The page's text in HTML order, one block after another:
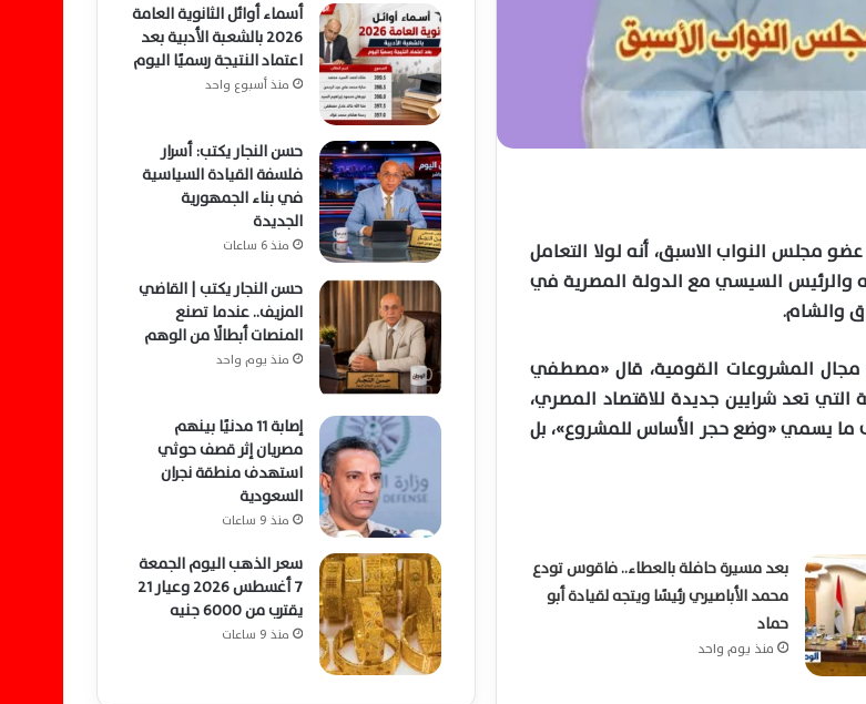
مجلس النواب الاسبق، أنه لولا التعامل
والرئيس السيسي مع الدولة المصرية في
مجال المشروعات القومية، قال «مصطفي
تعد شرايين جديدة للاقتصاد المصري،
ما يسمي «وضع حجر الأساس للمشروع»، بل
بعد مسيرة حافلة بالعطاء.. فاقوس تودع
محمد الأباصيري رئيسًا ويتجه لقيادة أبو
حماد
منذ يوم واحد
أسماء أوائل الثانوية العامة
2026 بالشعبة الأدبية بعد
اعتماد النتيجة رسميًا اليوم
منذ أسبوع واحد
حسن النجار يكتب: أسرار
فلسفة القيادة السياسية
في بناء الجمهورية
الجديدة
منذ 6 ساعات
حسن النجار يكتب | القاضي
المزيف.. عندما تصنع
المنصات أبطالًا من الوهم
منذ يوم واحد
إصابة 11 مدنيًا بينهم
مصريان إثر قصف حوثي
استهدف منطقة نجران
السعودية
منذ 9 ساعات
سعر الذهب اليوم الجمعة
7 أغسطس 2026 وعيار 21
يقترب من 6000 جنيه
منذ 9 ساعات